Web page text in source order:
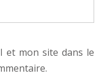
et mon site dans le